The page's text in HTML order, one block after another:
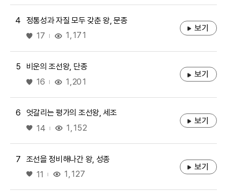
4
정통성과 자질 모두 갖춘 왕, 문종
좋아요
17 1,171
보기
5
비운의 조선왕, 단종
좋아요
16 1,201
보기
6
엇갈리는 평가의 조선왕, 세조
좋아요
14 1,152
보기
7
조선을 정비해나간 왕, 성종
좋아요
11 1,127
보기